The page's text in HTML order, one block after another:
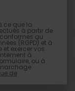
ce que la
à partir de
au
(RGPD) et à
et exercer vos
à
ou à
de